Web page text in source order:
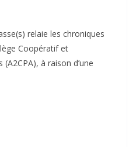
relaie les chroniques
Coopératif et
à raison d’une